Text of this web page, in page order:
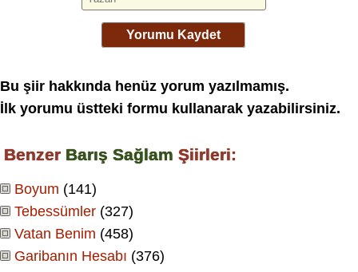
Yorumu Kaydet
Bu şiir hakkında henüz yorum yazılmamış.
İlk yorumu üstteki formu kullanarak yazabilirsiniz.
Benzer Barış Sağlam Şiirleri:
Boyum (141)
Tebessümler (327)
Vatan Benim (458)
Garibanın Hesabı (376)